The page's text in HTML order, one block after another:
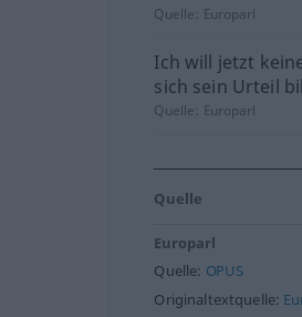
Quelle: Europarl
Ich will jetzt
sich sein Urteil
Quelle: Europarl
Quelle
Europarl
Quelle: OPUS
Originaltextquelle: